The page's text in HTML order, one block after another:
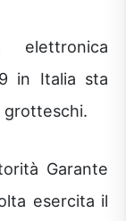
in Italia sta
grotteschi.
Garante
esercita il